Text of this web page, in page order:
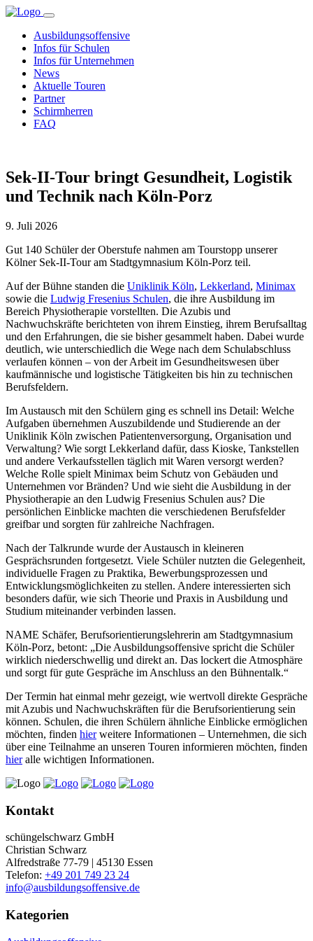
Ausbildungsoffensive
Infos für Schulen
Infos für Unternehmen
News
Aktuelle Touren
Partner
Schirmherren
FAQ
Sek-II-Tour bringt Gesundheit, Logistik
und Technik nach Köln-Porz
9. Juli 2026
Gut 140 Schüler der Oberstufe nahmen am Tourstopp unserer
Kölner Sek-II-Tour am Stadtgymnasium Köln-Porz teil.
Auf der Bühne standen die Uniklinik Köln, Lekkerland, Minimax
sowie die Ludwig Fresenius Schulen, die ihre Ausbildung im
Bereich Physiotherapie vorstellten. Die Azubis und
Nachwuchskräfte berichteten von ihrem Einstieg, ihrem Berufsalltag
und den Erfahrungen, die sie bisher gesammelt haben. Dabei wurde
deutlich, wie unterschiedlich die Wege nach dem Schulabschluss
verlaufen können – von der Arbeit im Gesundheitswesen über
kaufmännische und logistische Tätigkeiten bis hin zu technischen
Berufsfeldern.
Im Austausch mit den Schülern ging es schnell ins Detail: Welche
Aufgaben übernehmen Auszubildende und Studierende an der
Uniklinik Köln zwischen Patientenversorgung, Organisation und
Verwaltung? Wie sorgt Lekkerland dafür, dass Kioske, Tankstellen
und andere Verkaufsstellen täglich mit Waren versorgt werden?
Welche Rolle spielt Minimax beim Schutz von Gebäuden und
Unternehmen vor Bränden? Und wie sieht die Ausbildung in der
Physiotherapie an den Ludwig Fresenius Schulen aus? Die
persönlichen Einblicke machten die verschiedenen Berufsfelder
greifbar und sorgten für zahlreiche Nachfragen.
Nach der Talkrunde wurde der Austausch in kleineren
Gesprächsrunden fortgesetzt. Viele Schüler nutzten die Gelegenheit,
individuelle Fragen zu Praktika, Bewerbungsprozessen und
Entwicklungsmöglichkeiten zu stellen. Andere interessierten sich
besonders dafür, wie sich Theorie und Praxis in Ausbildung und
Studium miteinander verbinden lassen.
NAME Schäfer, Berufsorientierungslehrerin am Stadtgymnasium
Köln-Porz, betont: „Die Ausbildungsoffensive spricht die Schüler
wirklich niederschwellig und direkt an. Das lockert die Atmosphäre
und sorgt für gute Gespräche im Anschluss an den Bühnentalk.“
Der Termin hat einmal mehr gezeigt, wie wertvoll direkte Gespräche
mit Azubis und Nachwuchskräften für die Berufsorientierung sein
können. Schulen, die ihren Schülern ähnliche Einblicke ermöglichen
möchten, finden hierweitere Informationen – Unternehmen, die sich
über eine Teilnahme an unseren Touren informieren möchten, finden
hieralle wichtigen Informationen.
Kontakt
schüngelschwarz GmbH
Christian Schwarz
Alfredstraße 77-79 | 45130 Essen
Telefon: +49 201 749 23 24
info@ausbildungsoffensive.de
Kategorien